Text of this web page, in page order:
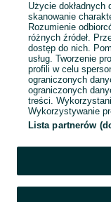
Użycie
skanowanie
Rozumienie
różnych źródeł.
dostęp do nich.
usług. Tworzenie
profili w celu
ograniczonych
ograniczonych
treści.
Wykorzystywanie
Lista partnerów